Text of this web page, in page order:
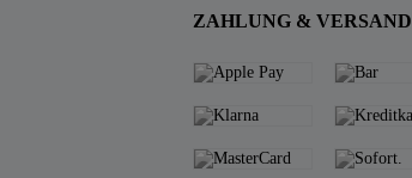
ZAHLUNG & VERSAND